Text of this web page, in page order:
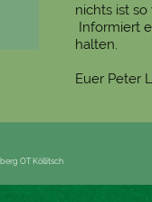
nichts ist
Informiert
halten.
Euer Peter
OT Köllitsch